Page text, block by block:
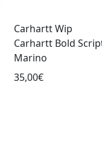
Carhartt Wip
Carhartt Bold
Marino
35,00€